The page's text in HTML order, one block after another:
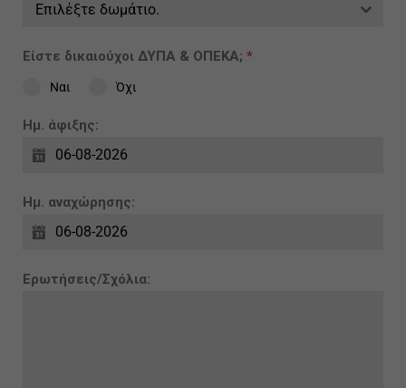
Επιλέξτε δωμάτιο.
Είστε δικαιούχοι ΔΥΠΑ & ΟΠΕΚΑ; *
Ναι Όχι
Ημ. άφιξης:
Ημ. αναχώρησης:
Ερωτήσεις/Σχόλια: